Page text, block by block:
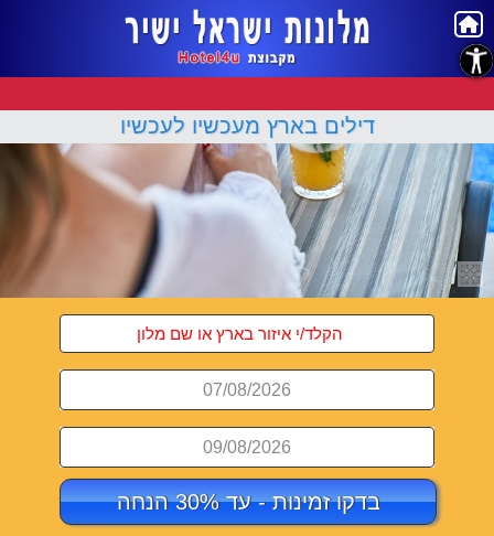
דילים בארץ מעכשיו לעכשיו
07/08/2026
09/08/2026
בדקו זמינות - עד 30% הנחה
נגישות